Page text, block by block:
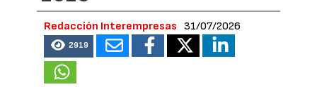
Redacción Interempresas 31/07/2026
2919